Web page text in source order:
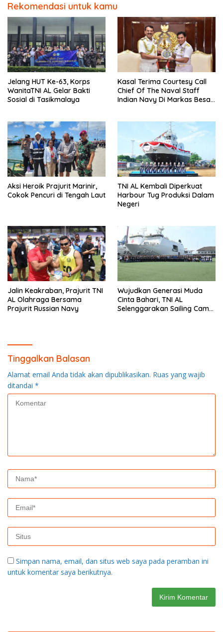
Rekomendasi untuk kamu
Jelang HUT Ke-63, Korps
WanitaTNI AL Gelar Bakti
Sosial di Tasikmalaya
Kasal Terima Courtesy Call
Chief Of The Naval Staff
Indian Navy Di Markas Besar
Aksi Heroik Prajurit Marinir,
Cokok Pencuri di Tengah Laut
TNI AL Kembali Diperkuat
Harbour Tug Produksi Dalam
Negeri
Jalin Keakraban, Prajurit TNI
AL Olahraga Bersama
Prajurit Russian Navy
Wujudkan Generasi Muda
Cinta Bahari, TNI AL
Selenggarakan Sailing Camp
Tinggalkan Balasan
Alamat email Anda tidak akan dipublikasikan. Ruas yang wajib
ditandai *
Simpan nama, email, dan situs web saya pada peramban ini
untuk komentar saya berikutnya.